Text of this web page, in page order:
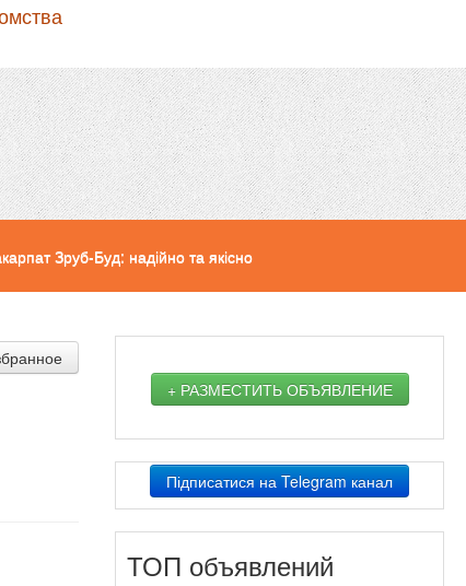
Зруб-Буд: надійно та якісно
+ РАЗМЕСТИТЬ ОБЪЯВЛЕНИЕ
Підписатися на Telegram канал
ТОП объявлений